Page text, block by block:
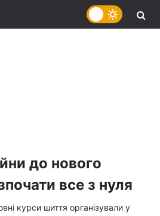
до нового
все з нуля
курси шиття організували у